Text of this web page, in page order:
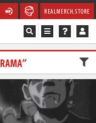
REALMERCH.STORE